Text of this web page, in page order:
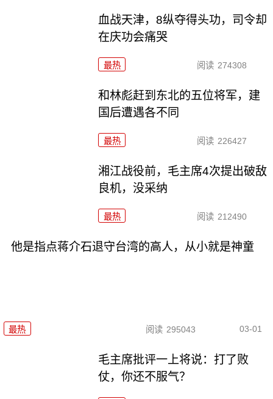
血战天津，8纵夺得头功，司令却
在庆功会痛哭
最热 阅读 274308
和林彪赶到东北的五位将军，建
国后遭遇各不同
最热 阅读 226427
湘江战役前，毛主席4次提出破敌
良机，没采纳
最热 阅读 212490
他是指点蒋介石退守台湾的高人，从小就是神童
最热 阅读 295043 03-01
毛主席批评一上将说：打了败
仗，你还不服气？